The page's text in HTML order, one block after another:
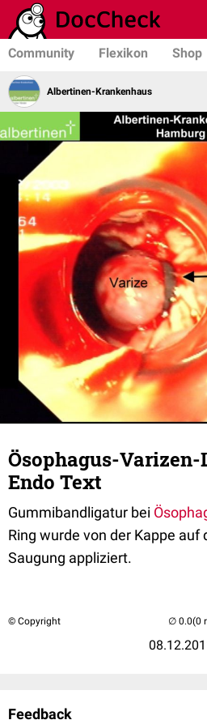
Community Flexikon Shop
Albertinen-Krankenhaus
Ösophagus-
Endo Text
Gummibandligatur bei
Ring wurde von der Kappe auf
Saugung appliziert.
© Copyright (0
Feedback